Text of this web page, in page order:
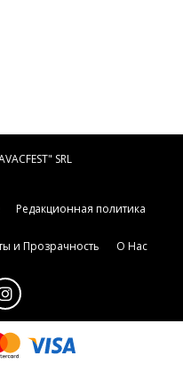
SRL
Редакционная политика
и Прозрачность О Нас